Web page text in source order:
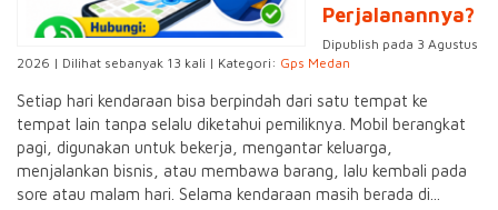
Perjalanannya?
Dipublish pada 3 Agustus
2026 | Dilihat sebanyak 13 kali | Kategori: Gps Medan
Setiap hari kendaraan bisa berpindah dari satu tempat ke
tempat lain tanpa selalu diketahui pemiliknya. Mobil berangkat
pagi, digunakan untuk bekerja, mengantar keluarga,
menjalankan bisnis, atau membawa barang, lalu kembali pada
sore atau malam hari. Selama kendaraan masih berada di...